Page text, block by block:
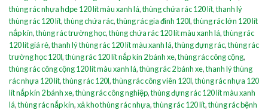
thùng rác nhựa hdpe 120 lít màu xanh lá,thùng chứa rác 120 lít,thanh lý
thùng rác 120 lít,thùng chứa rác,thùng rác gia đình 120l,thùng rác lớn 120 lít
nắp kín,thùng rác trường học,thùng chứa rác 120 lít màu xanh lá,thùng rác
120 lít giá rẻ,thanh lý thùng rác 120 lít màu xanh lá,thùng đựng rác,thùng rác
trường học 120l,thùng rác 120 lít nắp kín 2 bánh xe,thùng rác công cộng,
thùng rác công cộng 120 lít màu xanh lá,thùng rác 2 bánh xe,thanh lý thùng
rác nhựa 120 lít,thùng rác 120l,thùng rác công viên 120l,thùng rác nhựa 120
lít nắp kín 2 bánh xe,thùng rác công nghiệp,thùng đựng rác 120 lít màu xanh
lá,thùng rác nắp kín,xả kho thùng rác nhựa,thùng rác 120 lít,thùng rác bệnh